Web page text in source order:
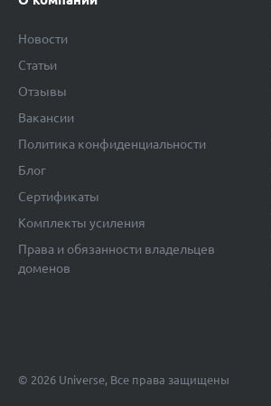
Новости
Статьи
Отзывы
Вакансии
Политика конфиденциальности
Блог
Сертификаты
Комплекты усиления
Права и обязанности владельцев
доменов
© 2026 Universe, Все права защищены